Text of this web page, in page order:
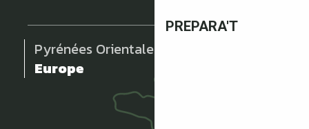
PREPARA'T
Pyrénées Orientales
Europe